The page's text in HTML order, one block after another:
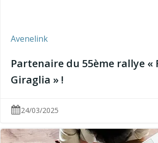
Avenelink
Partenaire du 55ème rallye «
Giraglia » !
24/03/2025